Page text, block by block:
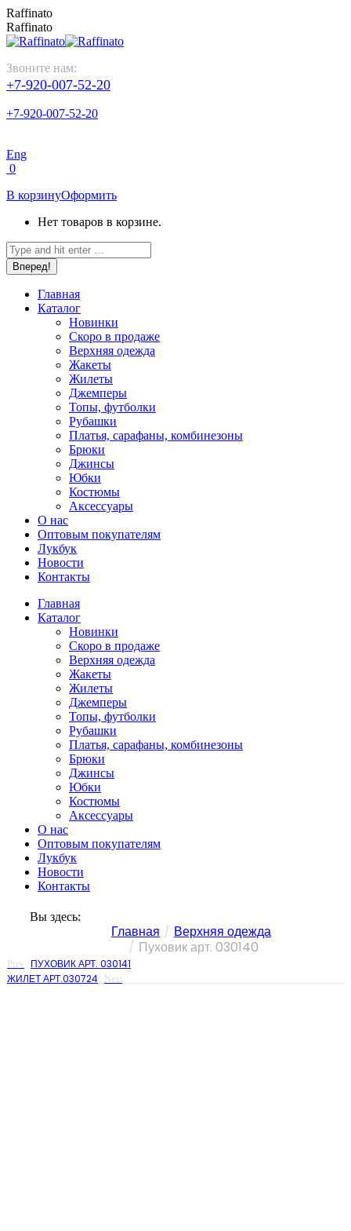
Перейти
к
содержанию
Raffinato
Raffinato
Звоните нам:
+7-920-007-52-20
+7-920-007-52-20
Eng
0
В корзинуОформить
Нет товаров в корзине.
Поиск:
Главная
Каталог
Новинки
Скоро в продаже
Верхняя одежда
Жакеты
Жилеты
Джемперы
Топы, футболки
Рубашки
Платья, сарафаны, комбинезоны
Брюки
Джинсы
Юбки
Костюмы
Аксессуары
О нас
Оптовым покупателям
Лукбук
Новости
Контакты
Главная
Каталог
Новинки
Скоро в продаже
Верхняя одежда
Жакеты
Жилеты
Джемперы
Топы, футболки
Рубашки
Платья, сарафаны, комбинезоны
Брюки
Джинсы
Юбки
Костюмы
Аксессуары
О нас
Оптовым покупателям
Лукбук
Новости
Контакты
Вы здесь:
Главная
Верхняя одежда
Пуховик арт. 030140
Prev
ПУХОВИК АРТ. 030141
ЖИЛЕТ АРТ.030724
Next